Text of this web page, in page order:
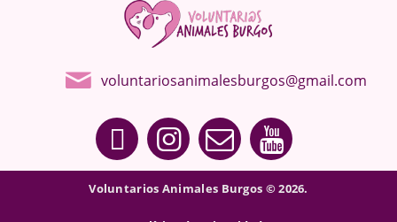
voluntariosanimalesburgos@gmail.com
Voluntarios Animales Burgos © 2026.